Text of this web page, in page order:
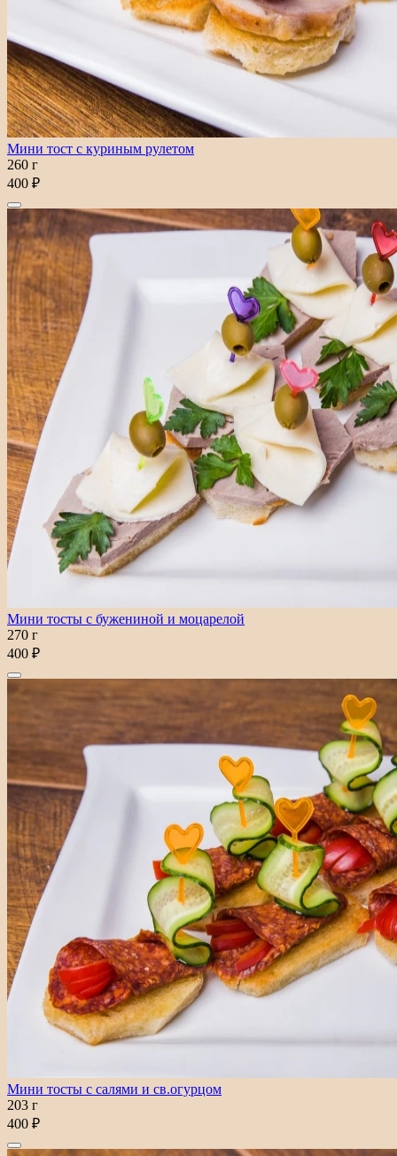
Мини тост с куриным рулетом
260 г
400 ₽
Мини тосты с бужениной и моцарелой
270 г
400 ₽
Мини тосты с салями и св.огурцом
203 г
400 ₽